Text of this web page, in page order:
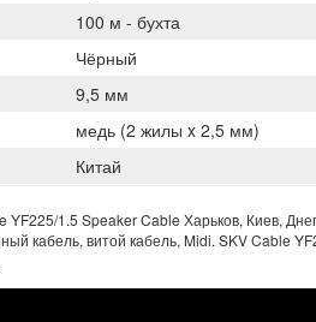
100 м - бухта
Чёрный
9,5 мм
медь (2 жилы x 2,5 мм)
Китай
YF225/1.5 Speaker Cable Харьков, Киев,
кабель, витой кабель, Midi. SKV Cable